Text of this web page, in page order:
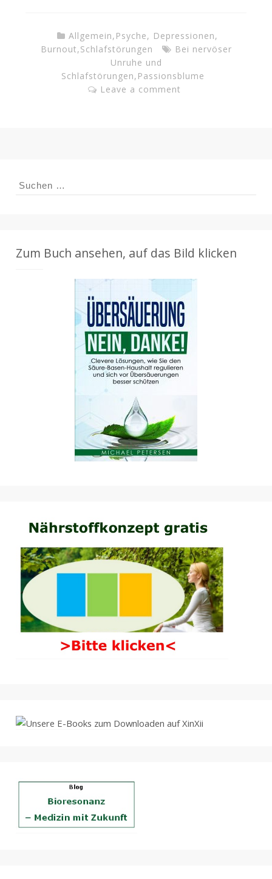
Allgemein, Psyche, Depressionen,
Burnout,Schlafstörungen
Bei nervöser
Unruhe und
Schlafstörungen, Passionsblume
Leave a comment
Suchen
Zum Buch ansehen, auf das Bild klicken